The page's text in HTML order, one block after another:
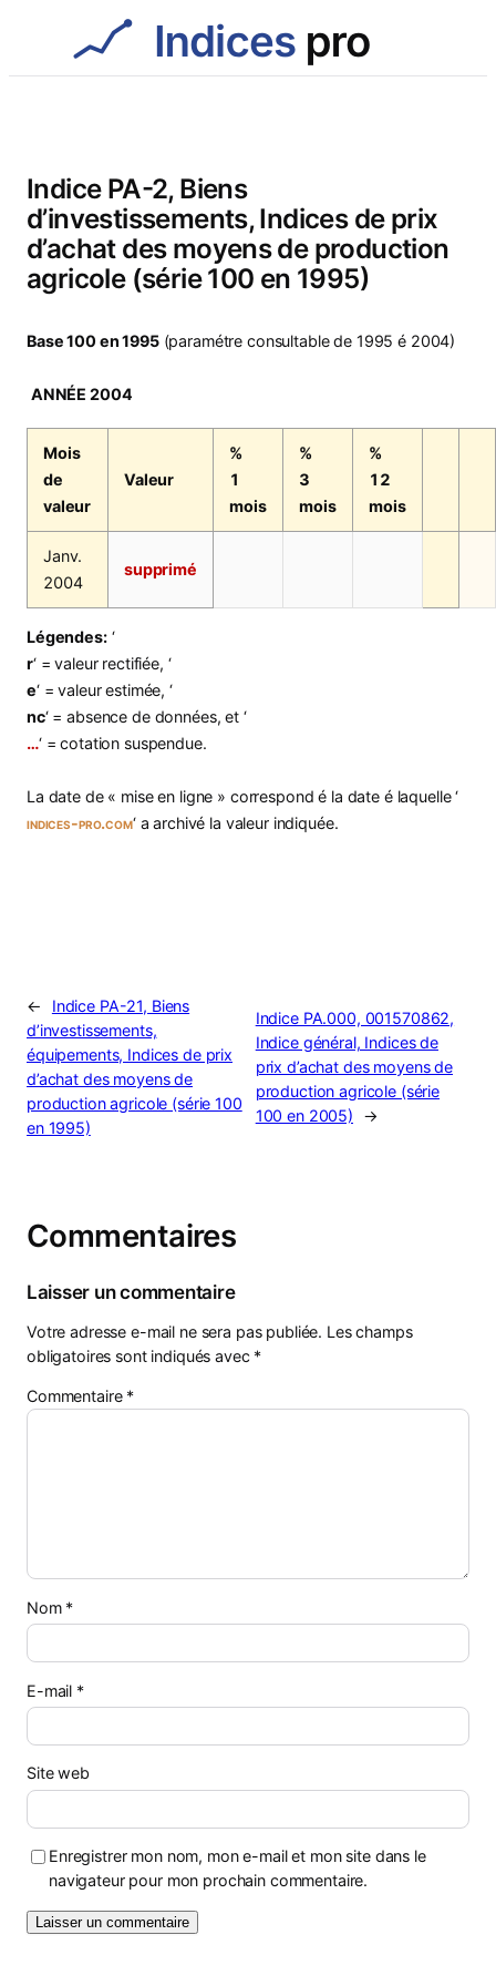
Indice PA-2, Biens
d’investissements, Indices de prix
d’achat des moyens de production
agricole (série 100 en 1995)
Base 100 en 1995(paramétre consultable de 1995 é 2004)
ANNÉE 2004
Mois
de
valeur
Valeur
%
1
mois
%
3
mois
%
12
mois
Janv.
2004
supprimé
Légendes:‘
r‘ = valeur rectifiée, ‘
e‘ = valeur estimée, ‘
nc‘ = absence de données, et ‘
…‘ = cotation suspendue.
La date de « mise en ligne » correspond é la date é laquelle ‘
indices-pro.com‘ a archivé la valeur indiquée.
←
Indice PA-21, Biens
d’investissements,
équipements, Indices de prix
d’achat des moyens de
production agricole (série 100
en 1995)
Indice PA.000, 001570862,
Indice général, Indices de
prix d’achat des moyens de
production agricole (série
100 en 2005)
→
Commentaires
Laisser un commentaire
Votre adresse e-mail ne sera pas publiée. Les champs
obligatoires sont indiqués avec *
Commentaire *
Nom *
E-mail *
Site web
Enregistrer mon nom, mon e-mail et mon site dans le
navigateur pour mon prochain commentaire.